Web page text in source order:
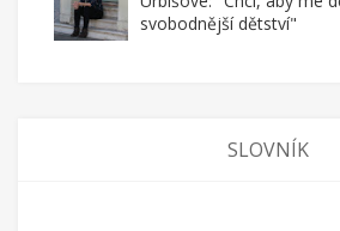
svobodnější dětství"
SLOVNÍK